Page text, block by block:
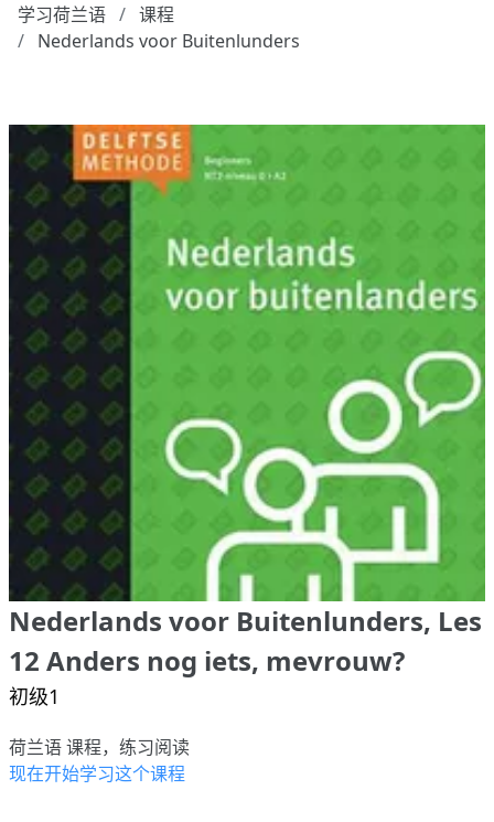
学习荷兰语
课程
Nederlands voor Buitenlunders
Nederlands voor Buitenlunders, Les
12 Anders nog iets, mevrouw?
初级1
荷兰语 课程，练习阅读
现在开始学习这个课程